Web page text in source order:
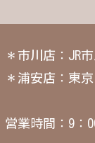
＊市川店：JR
＊浦安店：東
営業時間：9：